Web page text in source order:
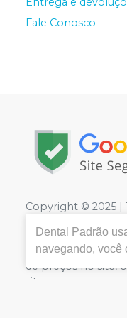
Fale Conosco
Copyright © 2025 |
| CNPJ:
Medicamentos
CRF/PE nº
de preços no site,
site.
Dental Padrão
navegando, você